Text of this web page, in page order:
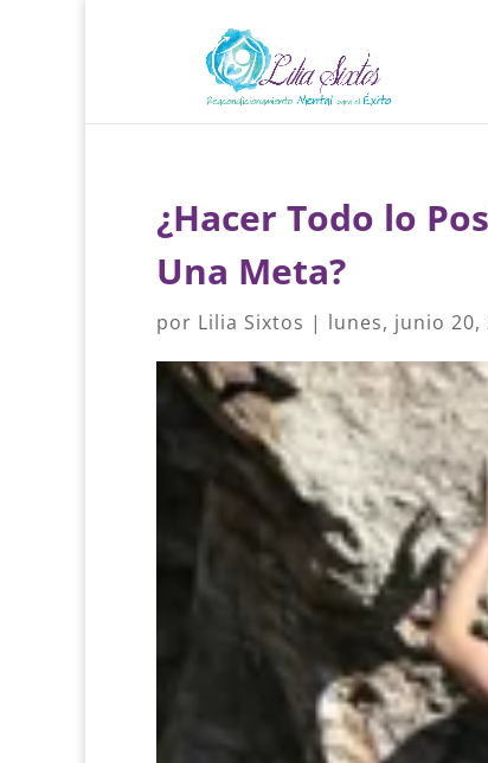
¿Hacer Todo lo
Una Meta?
por Lilia Sixtos | lunes, junio 20,